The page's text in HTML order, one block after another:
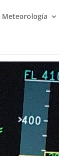
Meteorología